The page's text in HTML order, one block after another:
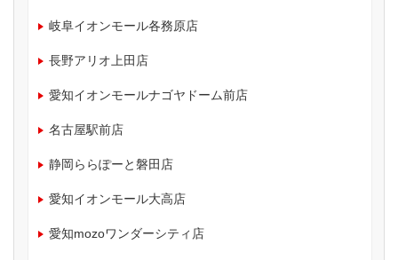
岐阜イオンモール各務原店
長野アリオ上田店
愛知イオンモールナゴヤドーム前店
名古屋駅前店
静岡ららぽーと磐田店
愛知イオンモール大高店
愛知mozoワンダーシティ店